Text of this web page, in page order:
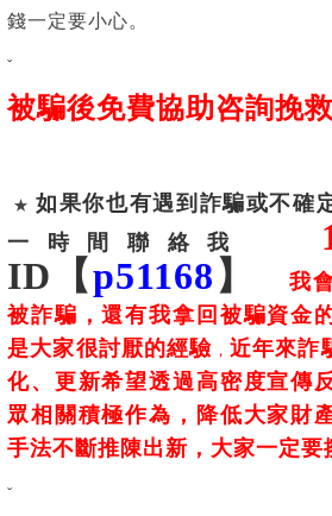
錢一定要小心。
ˇ
被騙後免費協助咨詢挽救
★ 如果你也有遇到詐騙或不確
一時間聯絡我
ID【p51168 】
我
被詐騙，還有我拿回被騙資金
是大家很討厭的經驗 ， 近年來詐
化、更新希望透過高密度宣傳
眾相關積極作為，降低大家財
手法不斷推陳出新，大家一定要
ˇ